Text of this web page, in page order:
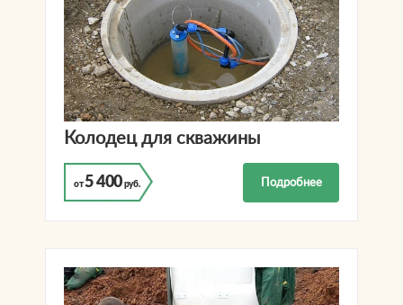
Колодец для скважины
от5 400 руб. Подробнее